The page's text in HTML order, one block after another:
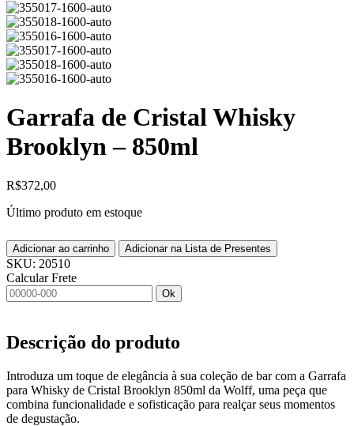
Garrafa de Cristal Whisky
Brooklyn – 850ml
R$372,00
Último produto em estoque
Adicionar ao carrinho Adicionar na Lista de Presentes
SKU: 20510
Calcular Frete
Ok
Descrição do produto
Introduza um toque de elegância à sua coleção de bar com a Garrafa
para Whisky de Cristal Brooklyn 850ml da Wolff, uma peça que
combina funcionalidade e sofisticação para realçar seus momentos
de degustação.